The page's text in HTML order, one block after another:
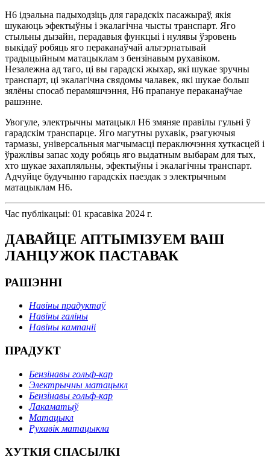
H6 ідэальна падыходзіць для гарадскіх пасажыраў, якія
шукаюць эфектыўны і экалагічна чысты транспарт. Яго
стыльны дызайн, перадавыя функцыі і нулявы ўзровень
выкідаў робяць яго пераканаўчай альтэрнатывай
традыцыйным матацыклам з бензінавым рухавіком.
Незалежна ад таго, ці вы гарадскі жыхар, які шукае зручны
транспарт, ці экалагічна свядомы чалавек, які шукае больш
зялёны спосаб перамяшчэння, H6 прапануе пераканаўчае
рашэнне.
Увогуле, электрычны матацыкл H6 змяняе правілы гульні ў
гарадскім транспарце. Яго магутны рухавік, рэагуючыя
тармазы, універсальныя магчымасці пераключэння хуткасцей і
ўражлівы запас ходу робяць яго выдатным выбарам для тых,
хто шукае захапляльны, эфектыўны і экалагічны транспарт.
Адчуйце будучыню гарадскіх паездак з электрычным
матацыклам H6.
Час публікацыі: 01 красавіка 2024 г.
ДАВАЙЦЕ АПТЫМІЗУЕМ ВАШ
ЛАНЦУЖОК ПАСТАВАК
РАШЭННІ
Навіны прадуктаў
Навіны галіны
Навіны кампаніі
ПРАДУКТ
Бензінавы гольф-кар
Электрычны матацыкл
Бензінавы гольф-кар
Лакаматыў
Матацыкл
Рухавік матацыкла
ХУТКІЯ СПАСЫЛКІ